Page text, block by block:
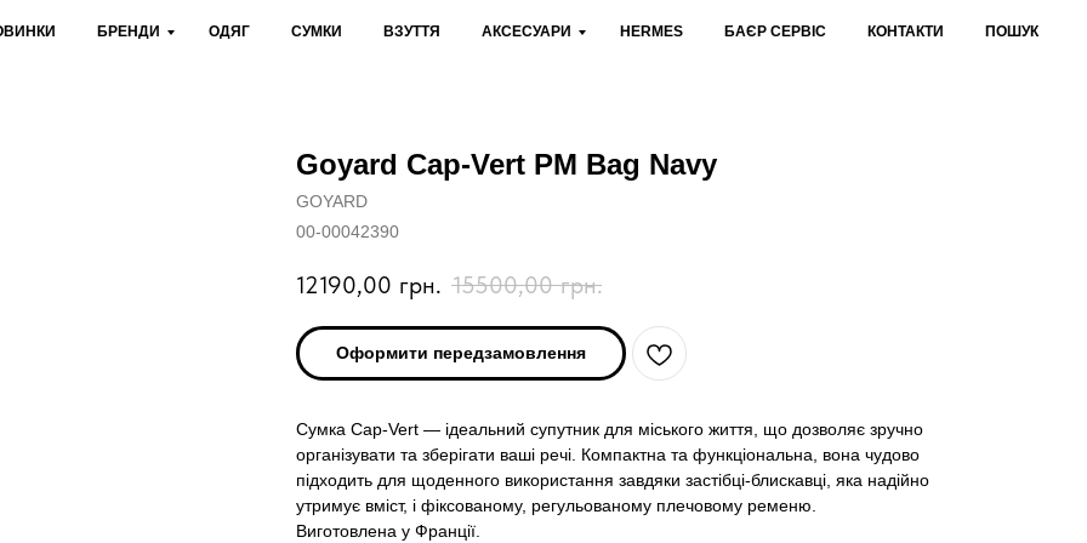
БРЕНДИ ОДЯГ СУМКИ ВЗУТТЯ АКСЕСУАРИ HERMES БАЄР СЕРВІС КОНТАКТИ ПОШУК
Goyard Cap-Vert PM Bag Navy
GOYARD
00-00042390
12190,00 грн. 15500,00 грн.
Оформити передзамовлення
Сумка Cap-Vert — ідеальний супутник для міського життя, що дозволяє зручно
організувати та зберігати ваші речі. Компактна та функціональна, вона чудово
підходить для щоденного використання завдяки застібці-блискавці, яка надійно
утримує вміст, і фіксованому, регульованому плечовому ременю.
Виготовлена у Франції.